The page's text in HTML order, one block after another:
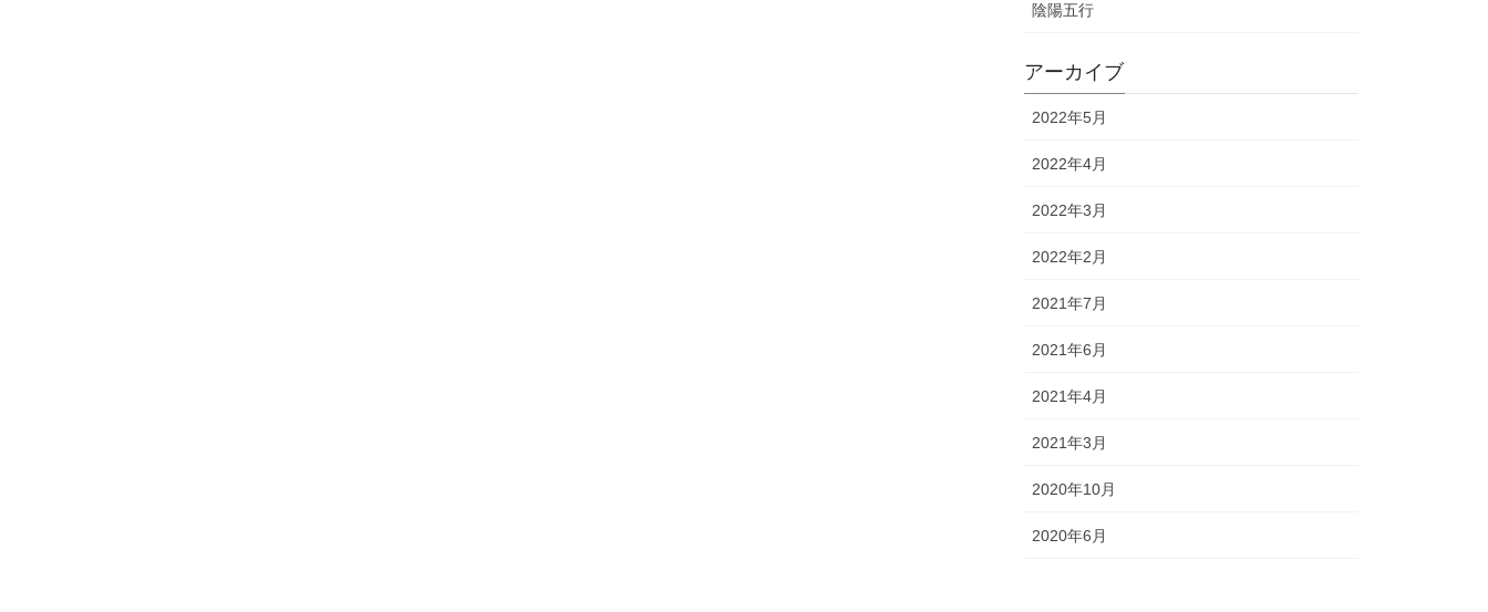
陰陽五行
アーカイブ
2022年5月
2022年4月
2022年3月
2022年2月
2021年7月
2021年6月
2021年4月
2021年3月
2020年10月
2020年6月